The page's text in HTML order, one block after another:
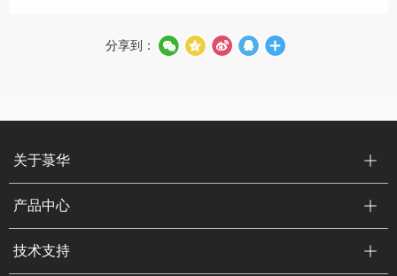
分享到：
关于菉华
产品中心
技术支持